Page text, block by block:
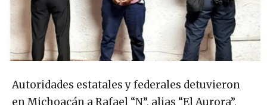
Autoridades estatales y federales detuvieron
en Michoacán a Rafael “N”, alias “El Aurora”,